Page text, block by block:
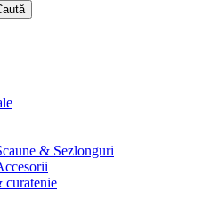
& Sezlonguri
curatenie